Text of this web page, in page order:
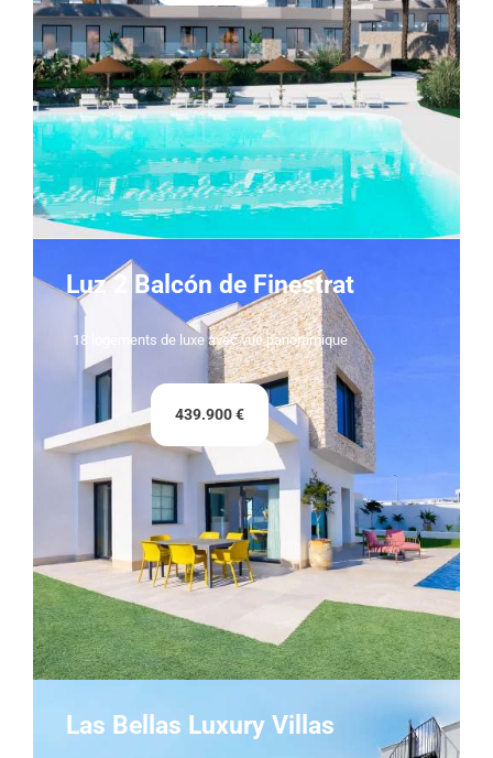
Luz 2 Balcón de Finestrat
18 logements de luxe avec vue panoramique
439.900 €
Las Bellas Luxury Villas